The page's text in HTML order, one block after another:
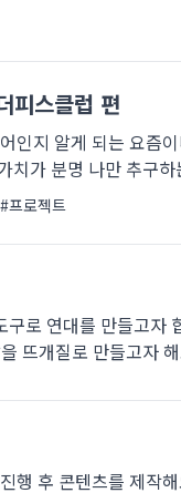
피스클럽 편
인지 알게 되는 요
치가 분명 나만 추구
#프로젝트
로 연대를 만들고
뜨개질로 만들고자
행 후 콘텐츠를 제